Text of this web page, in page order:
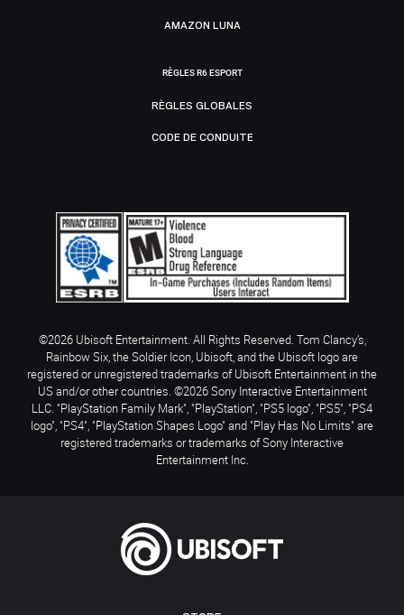
AMAZON LUNA
RÈGLES R6 ESPORT
RÈGLES GLOBALES
CODE DE CONDUITE
©2026 Ubisoft Entertainment. All Rights Reserved. Tom Clancy’s,
Rainbow Six, the Soldier Icon, Ubisoft, and the Ubisoft logo are
registered or unregistered trademarks of Ubisoft Entertainment in the
US and/or other countries. ©2026 Sony Interactive Entertainment
LLC. "PlayStation Family Mark", "PlayStation", "PS5 logo", "PS5", "PS4
logo", "PS4", "PlayStation Shapes Logo" and "Play Has No Limits" are
registered trademarks or trademarks of Sony Interactive
Entertainment Inc.